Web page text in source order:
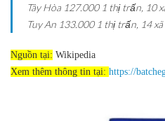
Tây Hòa 127.000 1 thị trấn, 10
Tuy An 133.000 1 thị trấn, 14 xã
Nguồn tại: Wikipedia
Xem thêm thông tin tại: https://